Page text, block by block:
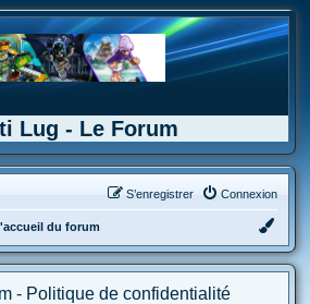
Lug - Le Forum
Connexion
S’enregistrer
du forum
- Politique de confidentialité